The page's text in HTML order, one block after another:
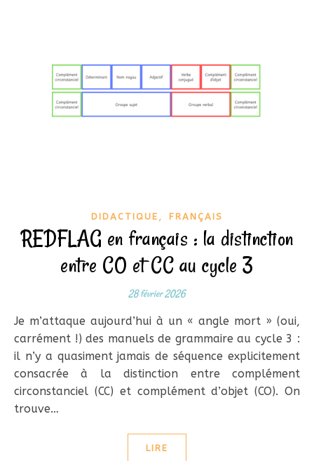
DIDACTIQUE , FRANÇAIS
REDFLAG en français : la distinction
entre CO et CC au cycle 3
28 février 2026
Je m’attaque aujourd’hui à un « angle mort » (oui,
carrément !) des manuels de grammaire au cycle 3 :
il n’y a quasiment jamais de séquence explicitement
consacrée à la distinction entre complément
circonstanciel (CC) et complément d’objet (CO). On
trouve…
LIRE